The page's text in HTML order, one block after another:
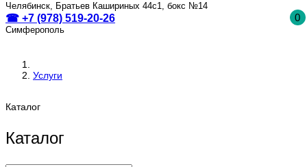
Челябинск, Братьев Кашириных 44с1, бокс №14
☎ +7 (978) 519-20-26
Симферополь
0
Услуги
Каталог
Каталог